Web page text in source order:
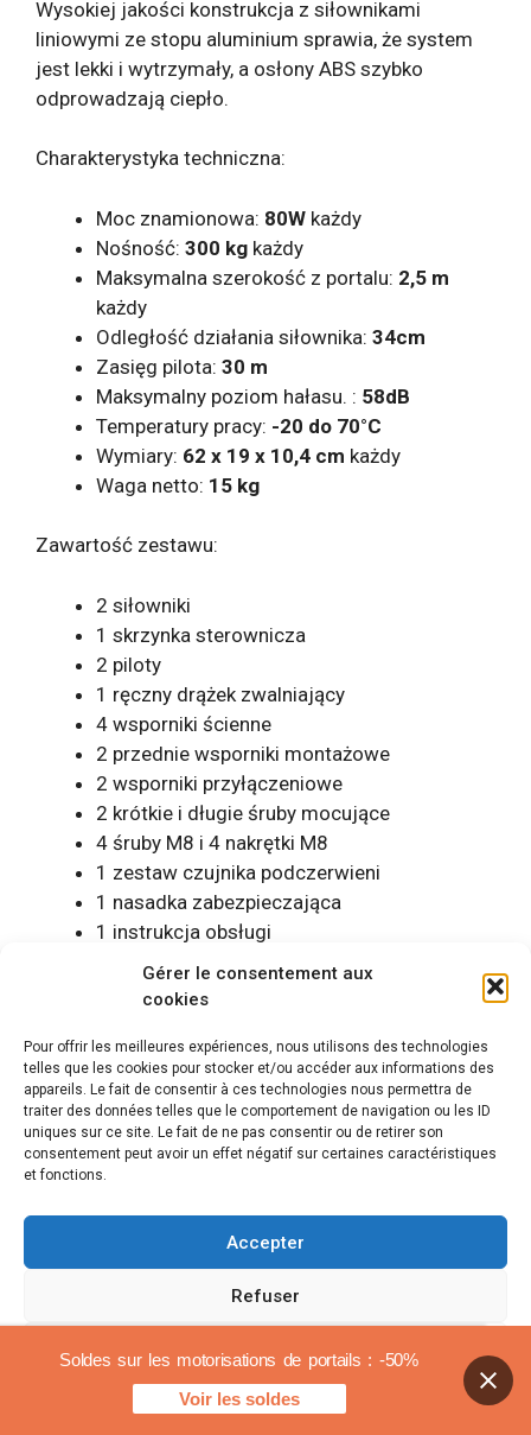
Gérer le consentement aux
cookies
Pour offrir les meilleures expériences, nous utilisons des technologies
telles que les cookies pour stocker et/ou accéder aux informations des
appareils. Le fait de consentir à ces technologies nous permettra de
traiter des données telles que le comportement de navigation ou les ID
uniques sur ce site. Le fait de ne pas consentir ou de retirer son
consentement peut avoir un effet négatif sur certaines caractéristiques
et fonctions.
Accepter
Refuser
Voir les préférences
Polityka plików cookiesInformacje prawne
Wysokiej jakości konstrukcja z siłownikami
liniowymi ze stopu aluminium sprawia, że ​​system
jest lekki i wytrzymały, a osłony ABS szybko
odprowadzają ciepło.
Charakterystyka techniczna:
Moc znamionowa: 80W każdy
Nośność: 300 kg każdy
Maksymalna szerokość z portalu: 2,5 m
każdy
Odległość działania siłownika: 34cm
Zasięg pilota: 30 m
Maksymalny poziom hałasu. : 58dB
Temperatury pracy: -20 do 70°C
Wymiary: 62 x 19 x 10,4 cm każdy
Waga netto: 15 kg
Zawartość zestawu:
2 siłowniki
1 skrzynka sterownicza
2 piloty
1 ręczny drążek zwalniający
4 wsporniki ścienne
2 przednie wsporniki montażowe
2 wsporniki przyłączeniowe
2 krótkie i długie śruby mocujące
4 śruby M8 i 4 nakrętki M8
1 zestaw czujnika podczerwieni
1 nasadka zabezpieczająca
1 instrukcja obsługi
Zalety i wady
Korzyści :
Łatwość obsługi dzięki konfigurowalnemu
miękkiemu startowi i zatrzymaniu
Zwiększone bezpieczeństwo dzięki
czujnikom podczerwieni wykrywającym
System konfigurowalny i kompatybilny z
dodatkowymi akcesoriami
Soldes sur les motorisations de portails : -50%
Voir les soldes